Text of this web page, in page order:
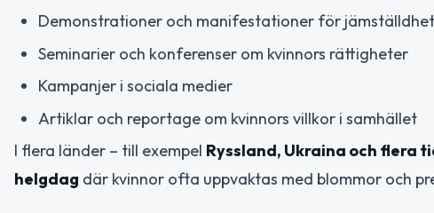
Demonstrationer och manifestationer för jämställdhet
Seminarier och konferenser om kvinnors rättigheter
Kampanjer i sociala medier
Artiklar och reportage om kvinnors villkor i samhället
I flera länder – till exempel Ryssland, Ukraina och flera
helgdag där kvinnor ofta uppvaktas med blommor och